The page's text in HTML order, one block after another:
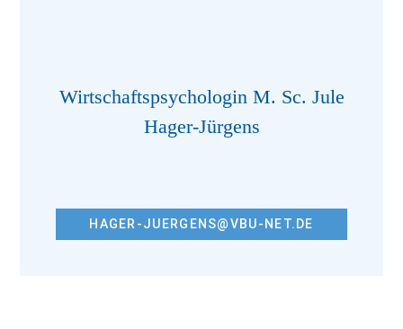
Wirtschaftspsychologin M. Sc. Jule
Hager-Jürgens
HAGER-JUERGENS@VBU-NET.DE